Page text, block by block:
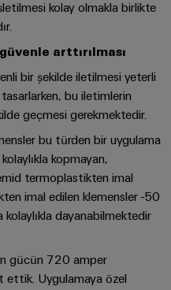
kolay olmakla birlikte
arttırılması
bir şekilde iletilmesi yeterli
bu iletimlerin
geçmesi gerekmektedir.
bu türden bir uygulama
kopmayan,
termoplastikten imal
imal edilen klemensler -50
kolaylıkla dayanabilmektedir
gücün 720 amper
ettik. Uygulamaya özel